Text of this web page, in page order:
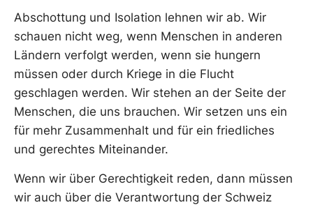
Abschottung und Isolation lehnen wir ab. Wir
schauen nicht weg, wenn Menschen in anderen
Ländern verfolgt werden, wenn sie hungern
müssen oder durch Kriege in die Flucht
geschlagen werden. Wir stehen an der Seite der
Menschen, die uns brauchen. Wir setzen uns ein
für mehr Zusammenhalt und für ein friedliches
und gerechtes Miteinander.
Wenn wir über Gerechtigkeit reden, dann müssen
wir auch über die Verantwortung der Schweiz